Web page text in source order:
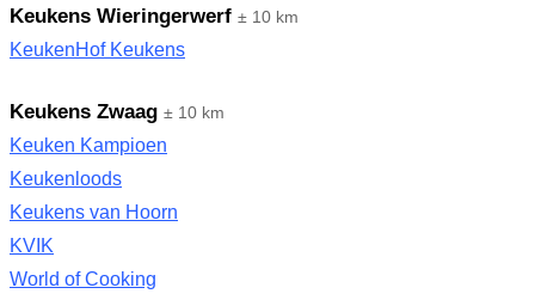
Keukens Wieringerwerf ± 10 km
KeukenHof Keukens
Keukens Zwaag ± 10 km
Keuken Kampioen
Keukenloods
Keukens van Hoorn
KVIK
World of Cooking